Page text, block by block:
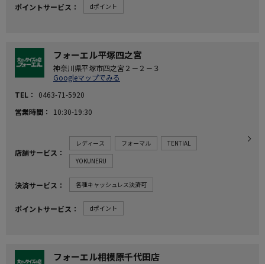
ポイントサービス dポイント
フォーエル平塚四之宮
神奈川県平塚市四之宮２－２－３
Googleマップでみる
TEL
0463-71-5920
営業時間
10:30-19:30
店舗サービス
レディース フォーマル
TENTIAL
YOKUNERU
決済サービス 各種キャッシュレス決済可
ポイントサービス dポイント
フォーエル相模原千代田店